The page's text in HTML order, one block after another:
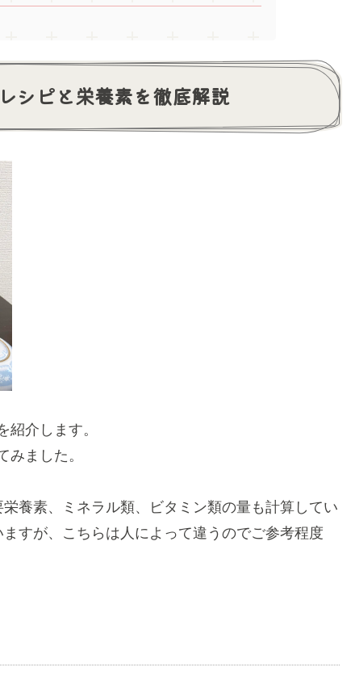
シピと栄養素を徹底解説
介します。
ました。
養素、ミネラル類、ビタミン類の量も計算してい
すが、こちらは人によって違うのでご参考程度